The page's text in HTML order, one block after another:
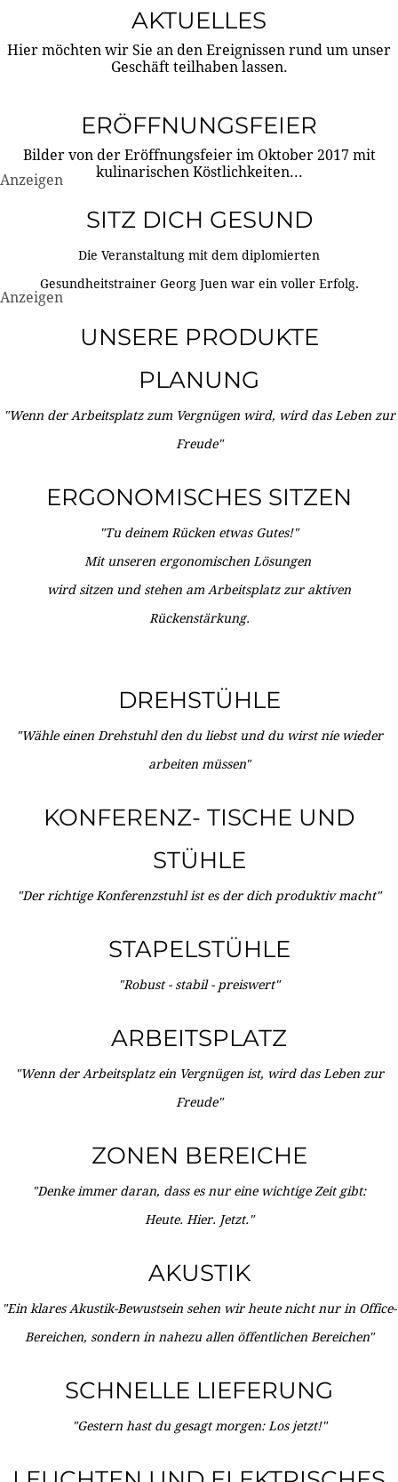
AKTUELLES
Hier möchten wir Sie an den Ereignissen rund um unser
Geschäft teilhaben lassen.
ERÖFFNUNGSFEIER
Bilder von der Eröffnungsfeier im Oktober 2017 mit
kulinarischen Köstlichkeiten...
Anzeigen
SITZ DICH GESUND
Die Veranstaltung mit dem diplomierten
Gesundheitstrainer Georg Juen war ein voller Erfolg.
Anzeigen
UNSERE PRODUKTE
PLANUNG
"Wenn der Arbeitsplatz zum Vergnügen wird, wird das Leben zur
Freude"
ERGONOMISCHES SITZEN
"Tu deinem Rücken etwas Gutes!"
Mit unseren ergonomischen Lösungen
wird sitzen und stehen am Arbeitsplatz zur aktiven
Rückenstärkung.
DREHSTÜHLE
"Wähle einen Drehstuhl den du liebst und du wirst nie wieder
arbeiten müssen"
KONFERENZ- TISCHE UND
STÜHLE
"Der richtige Konferenzstuhl ist es der dich produktiv macht"
STAPELSTÜHLE
"Robust - stabil - preiswert"
ARBEITSPLATZ
"Wenn der Arbeitsplatz ein Vergnügen ist, wird das Leben zur
Freude"
ZONEN BEREICHE
"Denke immer daran, dass es nur eine wichtige Zeit gibt:
Heute. Hier. Jetzt."
AKUSTIK
"Ein klares Akustik-Bewustsein sehen wir heute nicht nur in Office-
Bereichen, sondern in nahezu allen öffentlichen Bereichen"
SCHNELLE LIEFERUNG
"Gestern hast du gesagt morgen: Los jetzt!"